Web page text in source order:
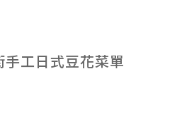
工日式豆花菜單